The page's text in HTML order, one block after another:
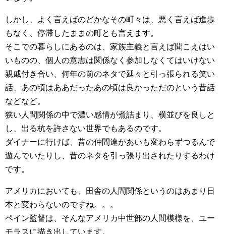
しかし、よく言えばのどかなその町々は、悪く言えば進歩
もなく、停滞したままの町とも言えます。
そこでの暮らしにあるのは、家族主義と言えば聞こえはい
いものの、個人の意志は関係なく参加しなくてはいけない
親戚付き合い、何年の前のネタで延々と引っ張られる笑い
話、あの頃はああだったあの頃は良かっただのという昔話
などなど。
狭い人間関係の中で濃い感情が煮詰まり、横並びを良しと
し、出る杭を許さない世界でもあるのです。
ダイナーに行けば、昔の仲間達があいも変わらずつるんで
遊んでいたりし、昔のネタを引っ張り出されたりするわけ
です。
アメリカにおいても、田舎の人間関係というのはあまり日
本と変わらないのですね。。。
ペイン監督は、そんなアメリカ中世部の人間模様を、ユー
モラスに描き出しています。